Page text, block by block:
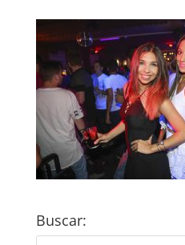
Buscar: